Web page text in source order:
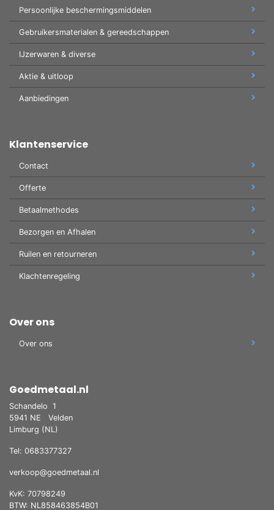
Persoonlijke beschermingsmiddelen
Gebruikersmaterialen & gereedschappen
IJzerwaren & diverse
Aktie & uitloop
Aanbiedingen
Klantenservice
Contact
Offerte
Betaalmethodes
Bezorgen en Afhalen
Ruilen en retourneren
Klachtenregeling
Over ons
Over ons
Goedmetaal.nl
Schandelo 1
5941 NE
Velden
Limburg (NL)
Tel: 0683377327
verkoop@goedmetaal.nl
KvK: 70798249
BTW: NL858463854B01